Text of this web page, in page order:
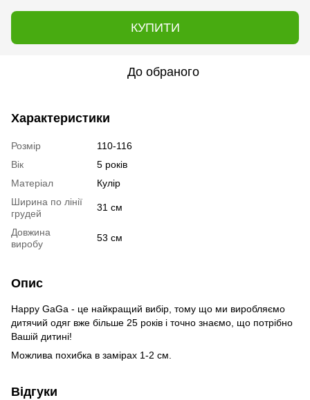
КУПИТИ
До обраного
Характеристики
Розмір
110-116
Вік
5 років
Матеріал
Кулір
Ширина по лінії
грудей
31 см
Довжина
виробу
53 см
Опис
Happy GaGa - це найкращий вибір, тому що ми виробляємо
дитячий одяг вже більше 25 років і точно знаємо, що потрібно
Вашій дитині!
Можлива похибка в замірах 1-2 см.
Відгуки